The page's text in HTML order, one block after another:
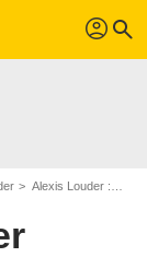
profil search
Alexis Louder : ses Blu-Ray, DVD, VOD, SVOD